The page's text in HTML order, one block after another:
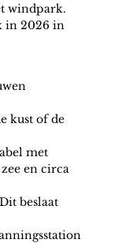
windpark.
in 2026 in
kust of de
met
en circa
beslaat